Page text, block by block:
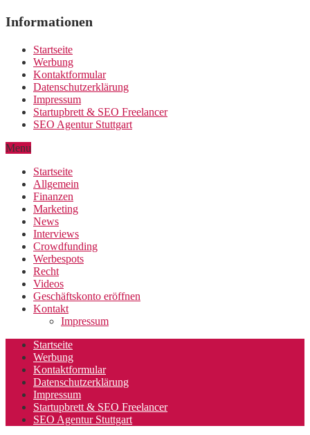
Informationen
Startseite
Werbung
Kontaktformular
Datenschutzerklärung
Impressum
Startupbrett & SEO Freelancer
SEO Agentur Stuttgart
Menu
Startseite
Allgemein
Finanzen
Marketing
News
Interviews
Crowdfunding
Werbespots
Recht
Videos
Geschäftskonto eröffnen
Kontakt
Impressum
Startseite
Werbung
Kontaktformular
Datenschutzerklärung
Impressum
Startupbrett & SEO Freelancer
SEO Agentur Stuttgart